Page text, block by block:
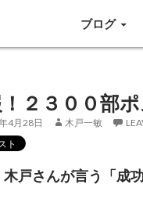
ブログ
２３００部
4月28日 木戸一敏
木戸さんが言う「成